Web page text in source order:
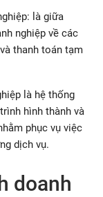
là giữa
nghiệp về các
thanh toán tạm
là hệ thống
hình thành và
phục vụ việc
dịch vụ.
doanh